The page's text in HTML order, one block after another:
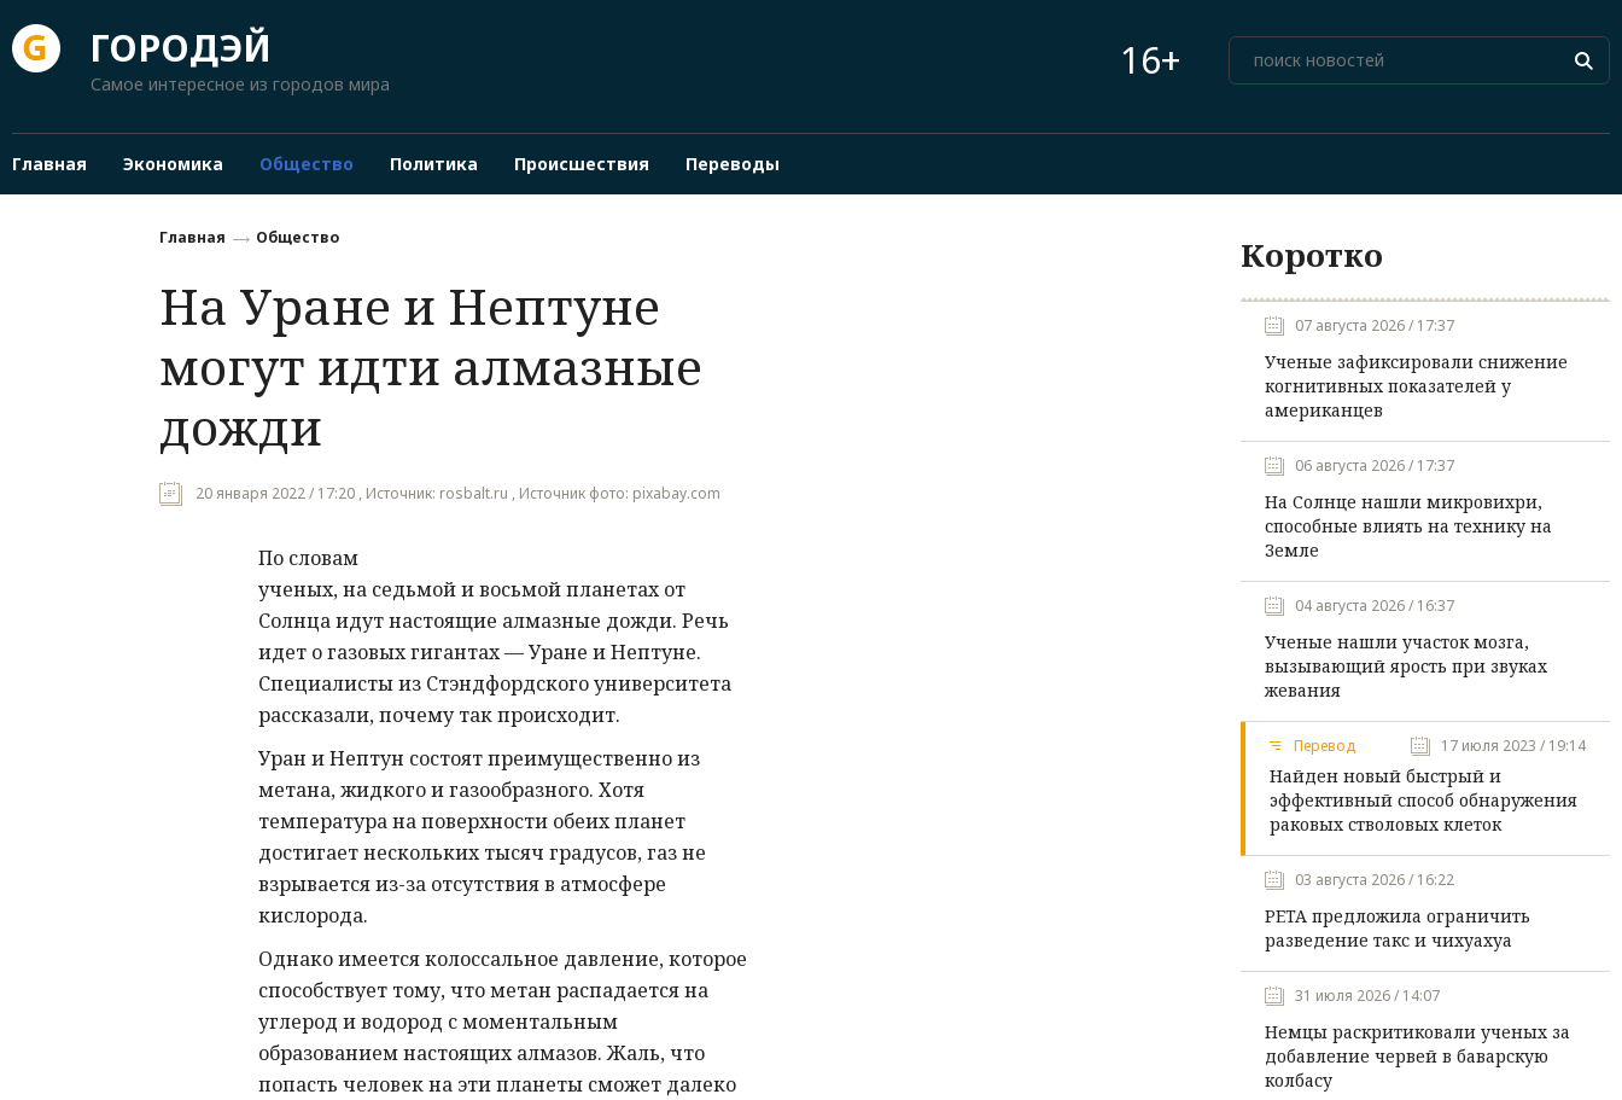
ГОРОДЭЙ
Самое интересное из городов мира 16+
Главная Экономика Общество Политика Происшествия Переводы
Главная Общество
На Уране и Нептуне
могут идти алмазные
дожди
20 января 2022 / 17:20 , Источник: rosbalt.ru , Источник фото: pixabay.com
По словам
ученых, на седьмой и восьмой планетах от
Солнца идут настоящие алмазные дожди. Речь
идет о газовых гигантах — Уране и Нептуне.
Специалисты из Стэндфордского университета
рассказали, почему так происходит.
Уран и Нептун состоят преимущественно из
метана, жидкого и газообразного. Хотя
температура на поверхности обеих планет
достигает нескольких тысяч градусов, газ не
взрывается из-за отсутствия в атмосфере
кислорода.
Однако имеется колоссальное давление, которое
способствует тому, что метан распадается на
углерод и водород с моментальным
образованием настоящих алмазов. Жаль, что
попасть человек на эти планеты сможет далеко
Коротко
07 августа 2026 / 17:37
Ученые зафиксировали снижение
когнитивных показателей у
американцев
06 августа 2026 / 17:37
На Солнце нашли микровихри,
способные влиять на технику на
Земле
04 августа 2026 / 16:37
Ученые нашли участок мозга,
вызывающий ярость при звуках
жевания
Перевод 17 июля 2023 / 19:14
Найден новый быстрый и
эффективный способ обнаружения
раковых стволовых клеток
03 августа 2026 / 16:22
PETA предложила ограничить
разведение такс и чихуахуа
31 июля 2026 / 14:07
Немцы раскритиковали ученых за
добавление червей в баварскую
колбасу